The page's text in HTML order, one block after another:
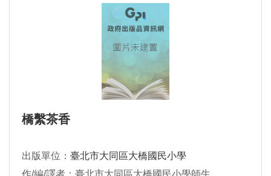
橋繫茶香
出版單位： 臺北市大同區大橋國民小學